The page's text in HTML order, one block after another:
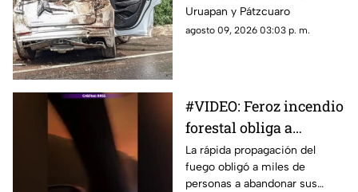
Uruapan y Pátzcuaro
agosto 09, 2026 03:03 p. m.
#VIDEO: Feroz incendio
forestal obliga a
evacuar a más de 20
mil personas
La rápida propagación del
fuego obligó a miles de
personas a abandonar sus